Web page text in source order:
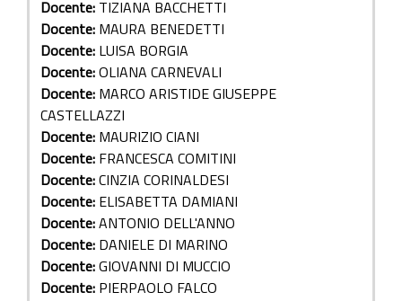
Docente: TIZIANA BACCHETTI
Docente: MAURA BENEDETTI
Docente: LUISA BORGIA
Docente:OLIANA CARNEVALI
Docente: MARCO ARISTIDE GIUSEPPE
CASTELLAZZI
Docente: MAURIZIO CIANI
Docente: FRANCESCA COMITINI
Docente:CINZIA CORINALDESI
Docente: ELISABETTA DAMIANI
Docente:ANTONIO DELL'ANNO
Docente: DANIELE DI MARINO
Docente:GIOVANNI DI MUCCIO
Docente: PIERPAOLO FALCO